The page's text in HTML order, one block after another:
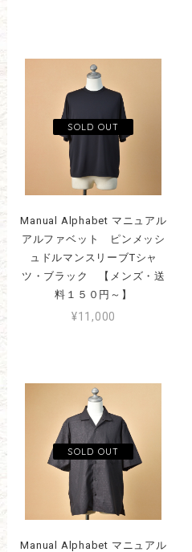
Manual Alphabet マニュアル
アルファベット ピンメッシ
ュドルマンスリーブTシャ
ツ・ブラック 【メンズ・送
料１５０円～】
¥11,000
Manual Alphabet マニュアル